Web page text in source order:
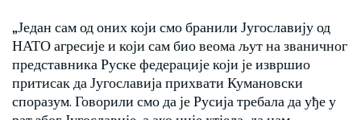
„Један сам од оних који смо бранили Југославију од
НАТО агресије и који сам био веома љут на званичног
представника Руске федерације који је извршио
притисак да Југославија прихвати Кумановски
споразум. Говорили смо да је Русија требала да уђе у